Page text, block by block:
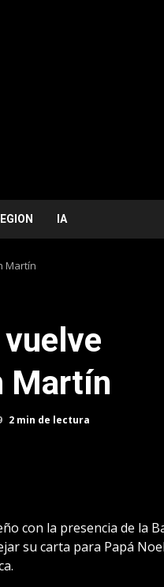
IA
Martín
Martín
2 min de lectura
con la presencia de la
su carta para Papá